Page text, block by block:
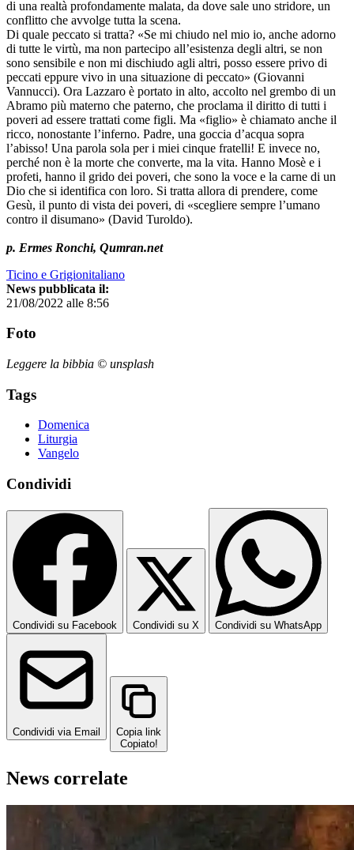
di una realtà profondamente malata, da dove sale uno stridore, un
conflitto che avvolge tutta la scena.
Di quale peccato si tratta? «Se mi chiudo nel mio io, anche adorno
di tutte le virtù, ma non partecipo all’esistenza degli altri, se non
sono sensibile e non mi dischiudo agli altri, posso essere privo di
peccati eppure vivo in una situazione di peccato» (Giovanni
Vannucci). Ora Lazzaro è portato in alto, accolto nel grembo di un
Abramo più materno che paterno, che proclama il diritto di tutti i
poveri ad essere trattati come figli. Ma «figlio» è chiamato anche il
ricco, nonostante l’inferno. Padre, una goccia d’acqua sopra
l’abisso! Una parola sola per i miei cinque fratelli! E invece no,
perché non è la morte che converte, ma la vita. Hanno Mosè e i
profeti, hanno il grido dei poveri, che sono la voce e la carne di un
Dio che si identifica con loro. Si tratta allora di prendere, come
Gesù, il punto di vista dei poveri, di «scegliere sempre l’umano
contro il disumano» (David Turoldo).
p. Ermes Ronchi, Qumran.net
Ticino e Grigionitaliano
News pubblicata il:
21/08/2022 alle 8:56
Foto
Leggere la bibbia © unsplash
Tags
Domenica
Liturgia
Vangelo
Condividi
Condividi su Facebook Condividi su X Condividi su WhatsApp
Condividi via Email
Copia link
Copiato!
News correlate